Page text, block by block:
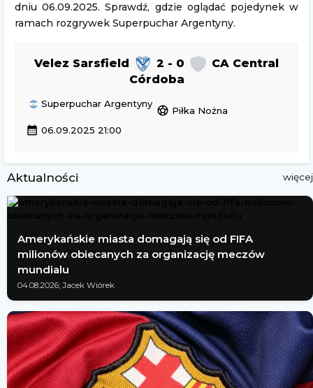
dniu 06.09.2025. Sprawdź, gdzie oglądać pojedynek w
ramach rozgrywek Superpuchar Argentyny.
Velez Sarsfield 2 - 0
CA Central
Córdoba
Superpuchar Argentyny
sports_soccer Piłka Nożna
calendar_month 06.09.2025 21:00
Aktualności więcej
Amerykańskie miasta domagają się od FIFA
milionów obiecanych za organizację meczów
mundialu
04.08.2026; Jacek Wiórek